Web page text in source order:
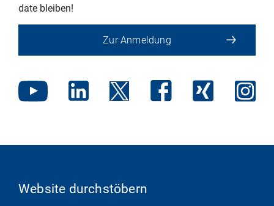
date bleiben!
Zur Anmeldung
Website durchstöbern